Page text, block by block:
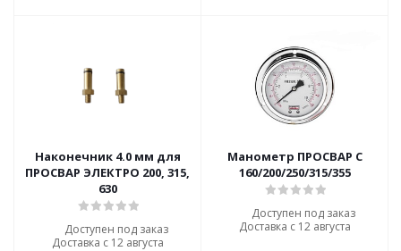
Наконечник 4.0 мм для
ПРОСВАР ЭЛЕКТРО 200, 315,
630
Доступен под заказ
Доставка с 12 августа
Манометр ПРОСВАР С
160/200/250/315/355
Доступен под заказ
Доставка с 12 августа